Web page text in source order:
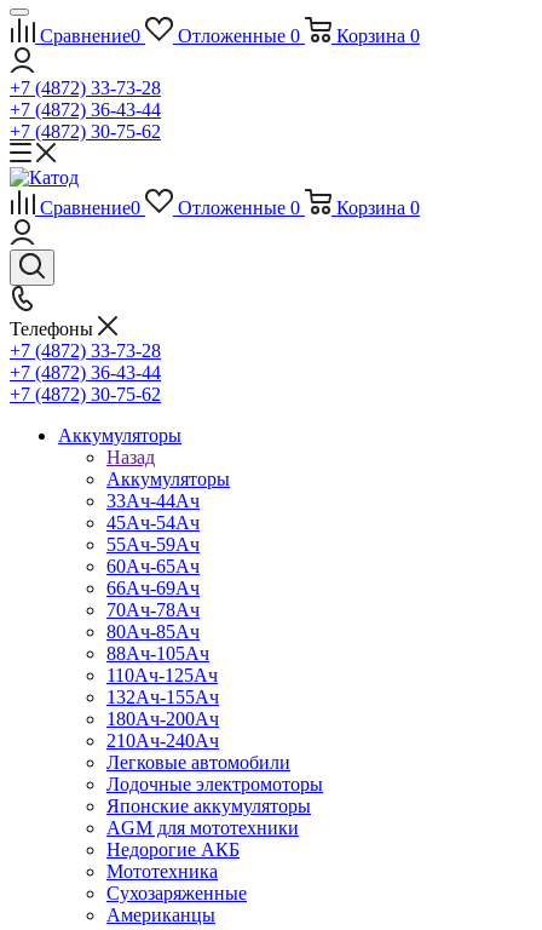
Сравнение0 Отложенные 0 Корзина 0
+7 (4872) 33-73-28
+7 (4872) 36-43-44
+7 (4872) 30-75-62
Сравнение0 Отложенные 0 Корзина 0
Телефоны
+7 (4872) 33-73-28
+7 (4872) 36-43-44
+7 (4872) 30-75-62
Аккумуляторы
Назад
Аккумуляторы
33Ач-44Ач
45Ач-54Ач
55Ач-59Ач
60Ач-65Ач
66Ач-69Ач
70Ач-78Ач
80Ач-85Ач
88Ач-105Ач
110Ач-125Ач
132Ач-155Ач
180Ач-200Ач
210Ач-240Ач
Легковые автомобили
Лодочные электромоторы
Японские аккумуляторы
AGM для мототехники
Недорогие АКБ
Мототехника
Сухозаряженные
Американцы